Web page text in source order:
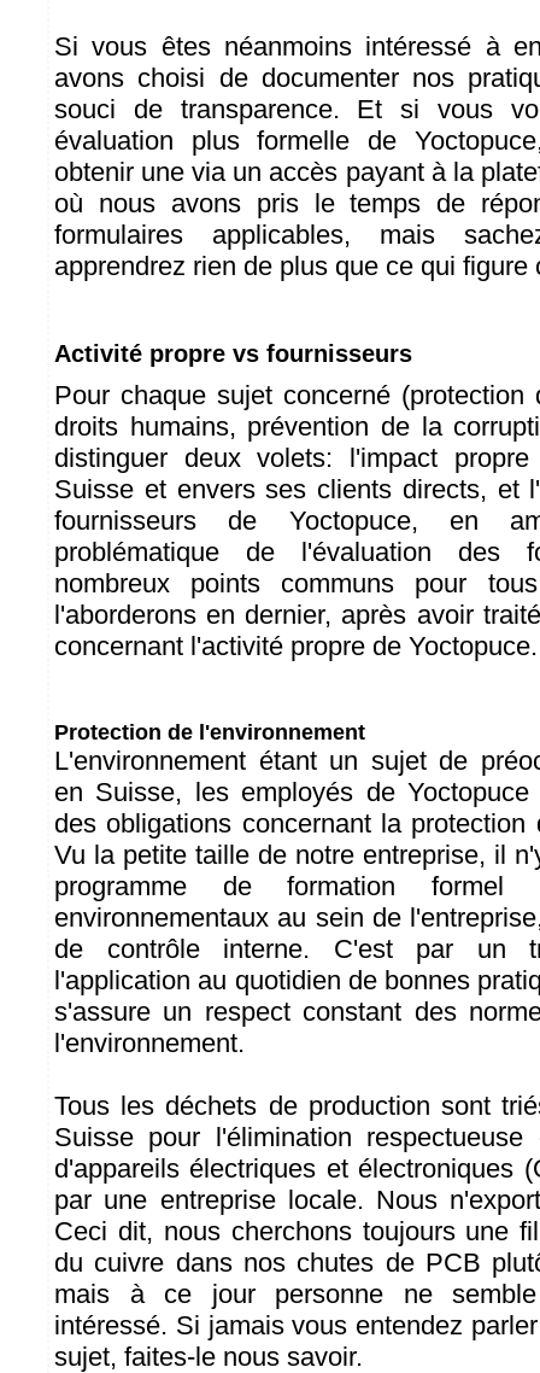
Si vous êtes néanmoins intéressé à
avons choisi de documenter nos
souci de transparence. Et si vous
évaluation plus formelle de
obtenir une via un accès payant à la
où nous avons pris le temps de
formulaires applicables, mais
apprendrez rien de plus que ce qui figure
Activité propre vs fournisseurs
Pour chaque sujet concerné (protection
droits humains, prévention de la
distinguer deux volets: l'impact
Suisse et envers ses clients directs, et
fournisseurs de Yoctopuce, en
problématique de l'évaluation des
nombreux points communs pour
l'aborderons en dernier, après avoir
concernant l'activité propre de Yoctopuce.
Protection de l'environnement
L'environnement étant un sujet de
en Suisse, les employés de
des obligations concernant la protection
Vu la petite taille de notre entreprise, il
programme de formation
environnementaux au sein de
de contrôle interne. C'est par un
l'application au quotidien de bonnes
s'assure un respect constant des
l'environnement.
Tous les déchets de production sont
Suisse pour l'élimination respectueuse
d'appareils électriques et électroniques
par une entreprise locale. Nous
Ceci dit, nous cherchons toujours une
du cuivre dans nos chutes de PCB
mais à ce jour personne ne semble
intéressé. Si jamais vous entendez
sujet, faites-le nous savoir.